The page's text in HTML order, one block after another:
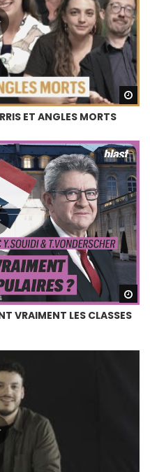
ET ANGLES MORTS
VRAIMENT LES CLASSES